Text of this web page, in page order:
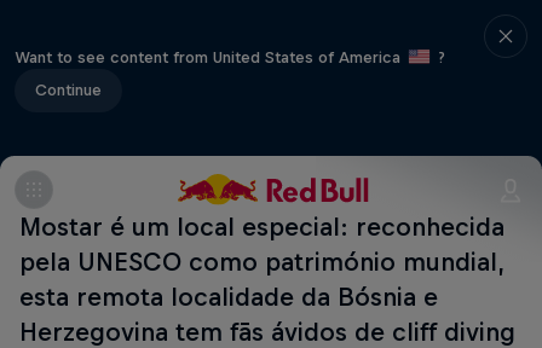
Want to see content from United States of America
?
Continue
Mostar é um local especial: reconhecida
pela UNESCO como património mundial,
esta remota localidade da Bósnia e
Herzegovina tem fãs ávidos de cliff diving